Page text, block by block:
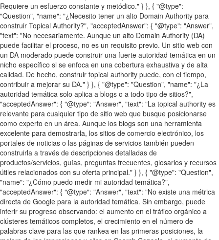
Requiere un esfuerzo constante y metódico." } }, { "@type":
"Question", "name": "¿Necesito tener un alto Domain Authority para
construir Topical Authority?", "acceptedAnswer": { "@type": "Answer",
"text": "No necesariamente. Aunque un alto Domain Authority (DA)
puede facilitar el proceso, no es un requisito previo. Un sitio web con
un DA moderado puede construir una fuerte autoridad temática en un
nicho específico si se enfoca en una cobertura exhaustiva y de alta
calidad. De hecho, construir topical authority puede, con el tiempo,
contribuir a mejorar su DA." } }, { "@type": "Question", "name": "¿La
autoridad temática solo aplica a blogs o a todo tipo de sitios?",
"acceptedAnswer": { "@type": "Answer", "text": "La topical authority es
relevante para cualquier tipo de sitio web que busque posicionarse
como experto en un área. Aunque los blogs son una herramienta
excelente para demostrarla, los sitios de comercio electrónico, los
portales de noticias o las páginas de servicios también pueden
construirla a través de descripciones detalladas de
productos/servicios, guías, preguntas frecuentes, glosarios y recursos
útiles relacionados con su oferta principal." } }, { "@type": "Question",
"name": "¿Cómo puedo medir mi autoridad temática?",
"acceptedAnswer": { "@type": "Answer", "text": "No existe una métrica
directa de Google para la autoridad temática. Sin embargo, puede
inferir su progreso observando: el aumento en el tráfico orgánico a
clústeres temáticos completos, el crecimiento en el número de
palabras clave para las que rankea en las primeras posiciones, la